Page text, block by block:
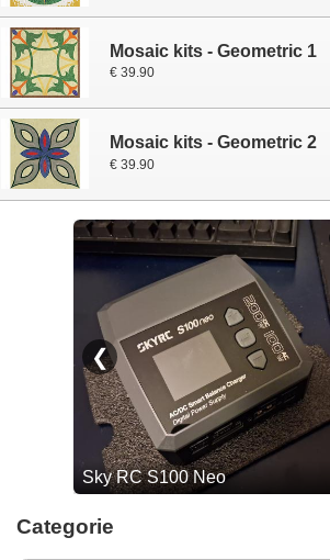
Mosaic kits - Geometric 1
€ 39.90
Mosaic kits - Geometric 2
€ 39.90
Categorie